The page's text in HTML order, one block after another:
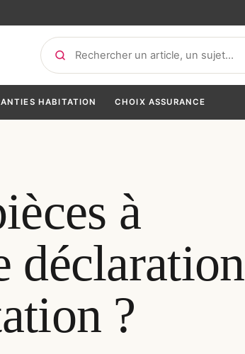
Rechercher
HABITATION CHOIX ASSURANCE
à
déclaration
?